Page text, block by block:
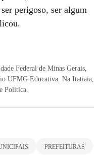
perigoso, ser algum
Federal de Minas Gerais,
UFMG Educativa. Na Itatiaia,
Política.
PREFEITURAS